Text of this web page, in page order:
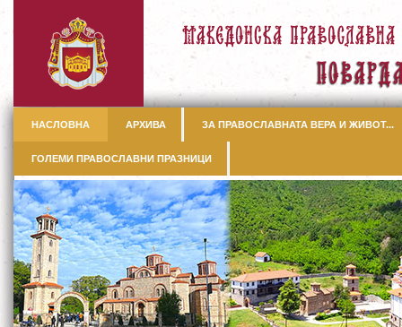
НАСЛОВНА АРХИВА ЗА ПРАВОСЛАВНАТА ВЕРА И ЖИВОТ...
ГОЛЕМИ ПРАВОСЛАВНИ ПРАЗНИЦИ